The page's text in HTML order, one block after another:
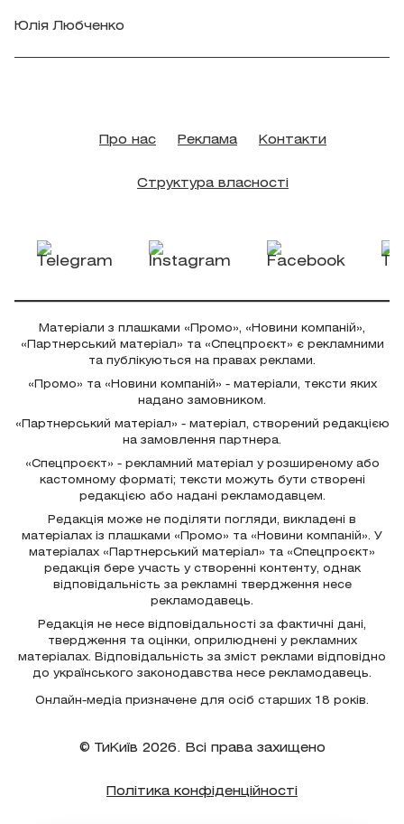
Юлія Любченко
Про нас Реклама Контакти
Структура власності
Матеріали з плашками «Промо», «Новини компаній»,
«Партнерський матеріал» та «Спецпроєкт» є рекламними
та публікуються на правах реклами.
«Промо» та «Новини компаній» - матеріали, тексти яких
надано замовником.
«Партнерський матеріал» - матеріал, створений редакцією
на замовлення партнера.
«Спецпроєкт» - рекламний матеріал у розширеному або
кастомному форматі; тексти можуть бути створені
редакцією або надані рекламодавцем.
Редакція може не поділяти погляди, викладені в
матеріалах із плашками «Промо» та «Новини компаній». У
матеріалах «Партнерський матеріал» та «Спецпроєкт»
редакція бере участь у створенні контенту, однак
відповідальність за рекламні твердження несе
рекламодавець.
Редакція не несе відповідальності за фактичні дані,
твердження та оцінки, оприлюднені у рекламних
матеріалах. Відповідальність за зміст реклами відповідно
до українського законодавства несе рекламодавець.
Онлайн-медіа призначене для осіб старших 18 років.
© ТиКиїв 2026. Всі права захищено
Політика конфіденційності